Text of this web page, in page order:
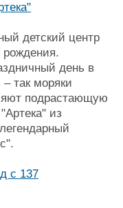
детский центр
рождения.
день в
– так моряки
подрастающую
из
с 137